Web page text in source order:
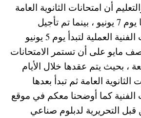
أن امتحانات الثانوية العامة
ستكون في ميعادها يوم 7 يونيو ، بينما تم تأجيل
امتحانات الدبلومات الفنية العملية لتبدأ يوم 5 يونيو
مايو على أن تستمر الامتحانات
متقطعة ، بحيث يتم عقدها خلال الأيام
العامة ثم تبدأ بعدها
الفنية كما أوضحنا معكم في موقع
التحريرية لدبلوم صناعي